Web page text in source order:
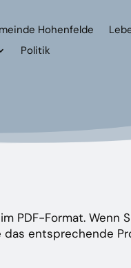
Hohenfelde
Politik
PDF-Format. Wenn
entsprechende